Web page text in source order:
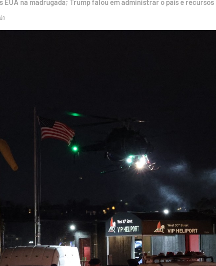
EUA na madrugada; Trump falou em administrar o país e